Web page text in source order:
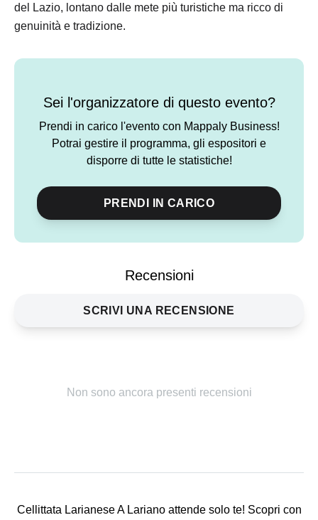
del Lazio, lontano dalle mete più turistiche ma ricco di
genuinità e tradizione.
Sei l'organizzatore di questo evento?
Prendi in carico l'evento con Mappaly Business!
Potrai gestire il programma, gli espositori e
disporre di tutte le statistiche!
PRENDI IN CARICO
Recensioni
SCRIVI UNA RECENSIONE
Non sono ancora presenti recensioni
Cellittata Larianese A Lariano attende solo te! Scopri con